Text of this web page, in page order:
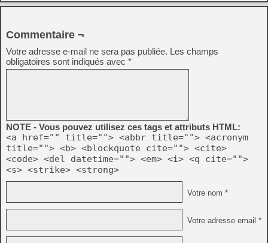
Commentaire ¬
Votre adresse e-mail ne sera pas publiée. Les champs
obligatoires sont indiqués avec *
NOTE - Vous pouvez utilisez ces tags et attributs HTML:
<a href="" title=""> <abbr title=""> <acronym
title=""> <b> <blockquote cite=""> <cite>
<code> <del datetime=""> <em> <i> <q cite="">
<s> <strike> <strong>
Votre nom *
Votre adresse email *